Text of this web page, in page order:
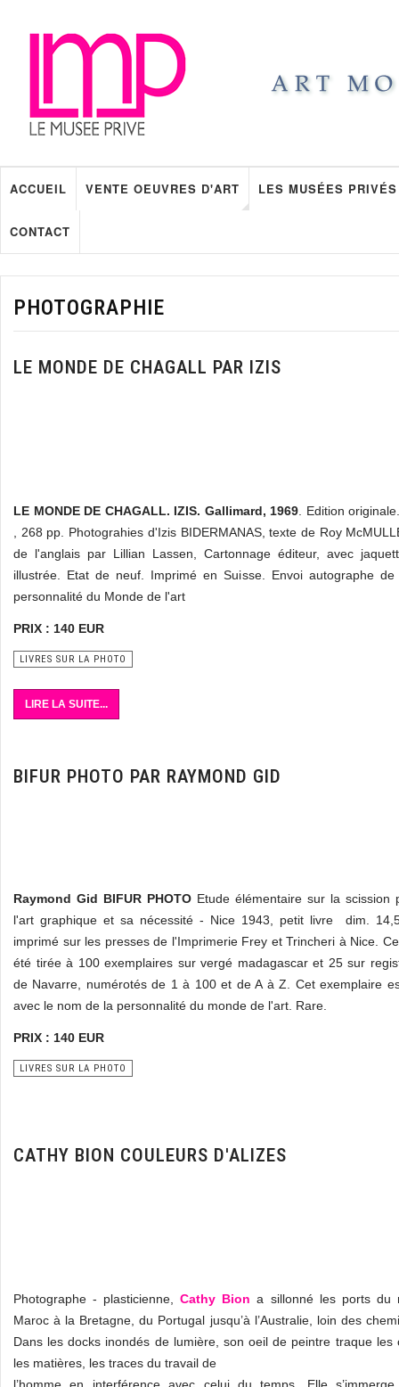
ACCUEIL VENTE OEUVRES D'ART LES MUSÉES PRIVÉS
CONTACT
PHOTOGRAPHIE
LE MONDE DE CHAGALL PAR IZIS
LE MONDE DE CHAGALL. IZIS. Gallimard, 1969 . Edition
, 268 pp. Photograhies d'Izis BIDERMANAS, texte de Roy
de l'anglais par Lillian Lassen, Cartonnage éditeur, avec
illustrée. Etat de neuf. Imprimé en Suisse. Envoi autographe
personnalité du Monde de l'art
PRIX : 140 EUR
LIVRES SUR LA PHOTO
LIRE LA SUITE...
BIFUR PHOTO PAR RAYMOND GID
Raymond Gid BIFUR PHOTO Etude élémentaire sur la scission
l'art graphique et sa nécessité - Nice 1943, petit livre dim.
imprimé sur les presses de l'Imprimerie Frey et Trincheri à Nice.
été tirée à 100 exemplaires sur vergé madagascar et 25 sur
de Navarre, numérotés de 1 à 100 et de A à Z. Cet exemplaire
avec le nom de la personnalité du monde de l'art. Rare.
PRIX : 140 EUR
LIVRES SUR LA PHOTO
CATHY BION COULEURS D'ALIZES
Photographe - plasticienne,Cathy Bion a sillonné les ports du
Maroc à la Bretagne, du Portugal jusqu’à l’Australie, loin des
Dans les docks inondés de lumière, son oeil de peintre traque les
les matières, les traces du travail de